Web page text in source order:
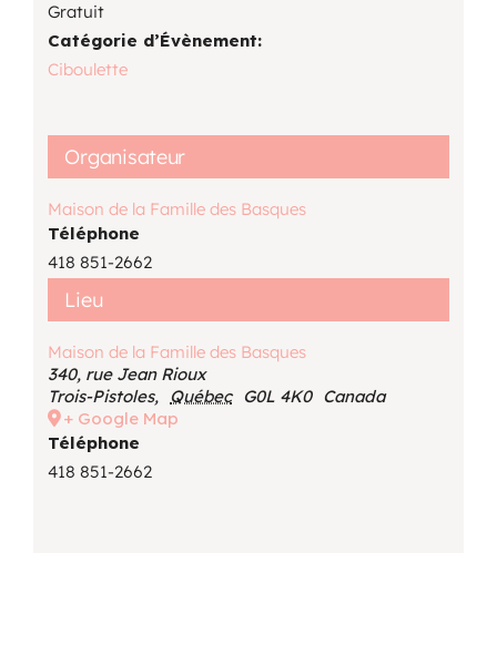
Gratuit
Catégorie d’Évènement:
Ciboulette
Lieu
Maison de la Famille des Basques
340, rue Jean Rioux
Trois-Pistoles, Québec G0L 4K0 Canada
+ Google Map
Téléphone
418 851-2662
Organisateur
Maison de la Famille des Basques
Téléphone
418 851-2662